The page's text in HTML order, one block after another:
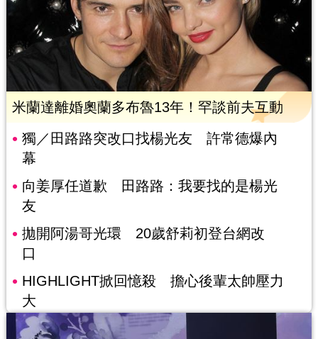
米蘭達離婚奧蘭多布魯13年！罕談前夫互動
獨／田路路突改口找楊光友 許常德爆內
幕
向姜厚任道歉 田路路：我要找的是楊光
友
拋開阿湯哥光環 20歲舒莉初登台網改
口
HIGHLIGHT掀回憶殺 擔心後輩太帥壓力
大